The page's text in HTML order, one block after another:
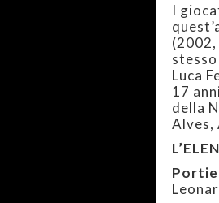
I
Luca
17
della
Alves,